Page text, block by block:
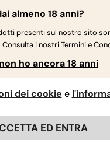
almeno 18 anni?
presenti sul nostro sito
i nostri Termini e
ho ancora 18 anni
dei cookie e
ED ENTRA